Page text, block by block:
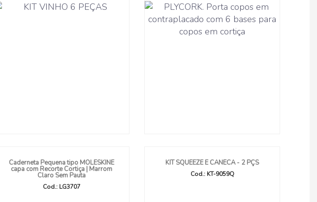
Caderneta Pequena tipo MOLESKINE
capa com Recorte Cortiça | Marrom
Claro Sem Pauta
Cod.: LG3707
KIT SQUEEZE E CANECA - 2 PÇS
Cod.: KT-9059Q